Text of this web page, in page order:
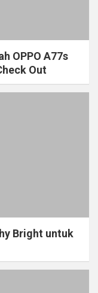
OPPO A77s
Out
Bright untuk